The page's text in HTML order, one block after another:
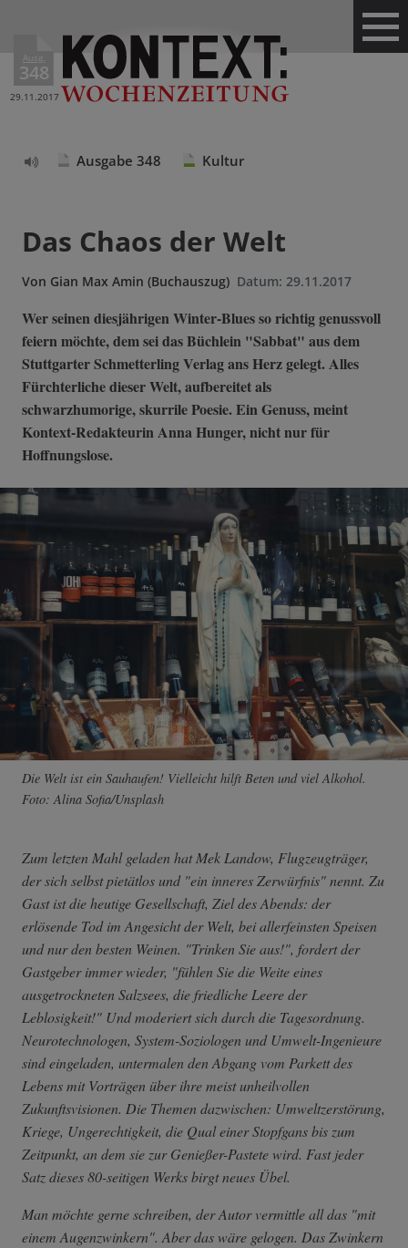
Ausg.
348
29.11.2017
Ausgabe 348 Kultur
Das Chaos der Welt
Von Gian Max Amin (Buchauszug) Datum: 29.11.2017
Wer seinen diesjährigen Winter-Blues so richtig genussvoll
feiern möchte, dem sei das Büchlein "Sabbat" aus dem
Stuttgarter Schmetterling Verlag ans Herz gelegt. Alles
Fürchterliche dieser Welt, aufbereitet als
schwarzhumorige, skurrile Poesie. Ein Genuss, meint
Kontext-Redakteurin Anna Hunger, nicht nur für
Hoffnungslose.
Die Welt ist ein Sauhaufen! Vielleicht hilft Beten und viel Alkohol.
Foto: Alina Sofia/Unsplash
Zum letzten Mahl geladen hat Mek Landow, Flugzeugträger,
der sich selbst pietätlos und "ein inneres Zerwürfnis" nennt. Zu
Gast ist die heutige Gesellschaft, Ziel des Abends: der
erlösende Tod im Angesicht der Welt, bei allerfeinsten Speisen
und nur den besten Weinen. "Trinken Sie aus!", fordert der
Gastgeber immer wieder, "fühlen Sie die Weite eines
ausgetrockneten Salzsees, die friedliche Leere der
Leblosigkeit!" Und moderiert sich durch die Tagesordnung.
Neurotechnologen, System-Soziologen und Umwelt-Ingenieure
sind eingeladen, untermalen den Abgang vom Parkett des
Lebens mit Vorträgen über ihre meist unheilvollen
Zukunftsvisionen. Die Themen dazwischen: Umweltzerstörung,
Kriege, Ungerechtigkeit, die Qual einer Stopfgans bis zum
Zeitpunkt, an dem sie zur Genießer-Pastete wird. Fast jeder
Satz dieses 80-seitigen Werks birgt neues Übel.
Man möchte gerne schreiben, der Autor vermittle all das "mit
einem Augenzwinkern". Aber das wäre gelogen. Das Zwinkern